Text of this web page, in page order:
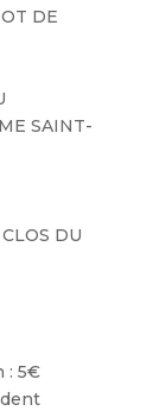
DE
SAINT-
DU
: 5€